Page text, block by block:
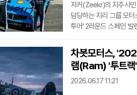
지커(Zeekr)의 지주사
담당하는 지리 그룹 모
투어' 2라운드 스페인 발
소재 리카르도 토르모
2라운드에서 세 번의 레
라운드까지 이어진 연승
안정적인 팀 운용 능력을
차봇모터스,
램(Ram) '투트랙
2026.06.17 11:21